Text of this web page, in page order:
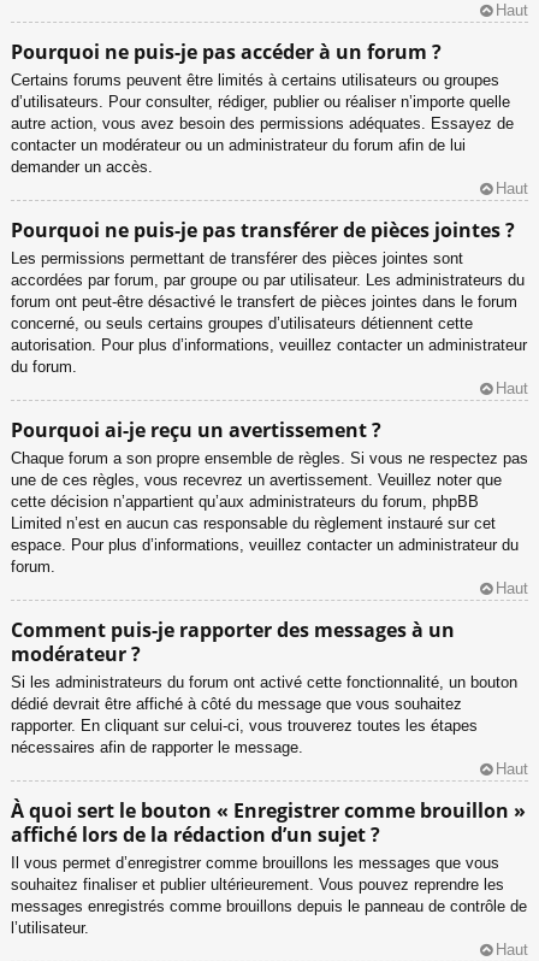
Haut
Pourquoi ne puis-je pas accéder à un forum ?
Certains forums peuvent être limités à certains utilisateurs ou groupes
d’utilisateurs. Pour consulter, rédiger, publier ou réaliser n’importe quelle
autre action, vous avez besoin des permissions adéquates. Essayez de
contacter un modérateur ou un administrateur du forum afin de lui
demander un accès.
Haut
Pourquoi ne puis-je pas transférer de pièces jointes ?
Les permissions permettant de transférer des pièces jointes sont
accordées par forum, par groupe ou par utilisateur. Les administrateurs du
forum ont peut-être désactivé le transfert de pièces jointes dans le forum
concerné, ou seuls certains groupes d’utilisateurs détiennent cette
autorisation. Pour plus d’informations, veuillez contacter un administrateur
du forum.
Haut
Pourquoi ai-je reçu un avertissement ?
Chaque forum a son propre ensemble de règles. Si vous ne respectez pas
une de ces règles, vous recevrez un avertissement. Veuillez noter que
cette décision n’appartient qu’aux administrateurs du forum, phpBB
Limited n’est en aucun cas responsable du règlement instauré sur cet
espace. Pour plus d’informations, veuillez contacter un administrateur du
forum.
Haut
Comment puis-je rapporter des messages à un
modérateur ?
Si les administrateurs du forum ont activé cette fonctionnalité, un bouton
dédié devrait être affiché à côté du message que vous souhaitez
rapporter. En cliquant sur celui-ci, vous trouverez toutes les étapes
nécessaires afin de rapporter le message.
Haut
À quoi sert le bouton « Enregistrer comme brouillon »
affiché lors de la rédaction d’un sujet ?
Il vous permet d’enregistrer comme brouillons les messages que vous
souhaitez finaliser et publier ultérieurement. Vous pouvez reprendre les
messages enregistrés comme brouillons depuis le panneau de contrôle de
l’utilisateur.
Haut